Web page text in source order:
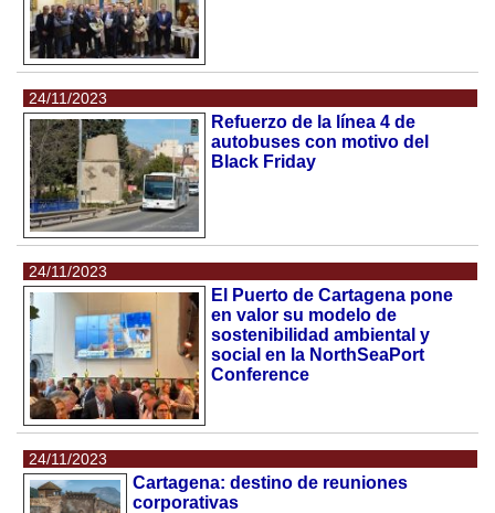
24/11/2023
Refuerzo de la línea 4 de
autobuses con motivo del
Black Friday
24/11/2023
El Puerto de Cartagena pone
en valor su modelo de
sostenibilidad ambiental y
social en la NorthSeaPort
Conference
24/11/2023
Cartagena: destino de reuniones
corporativas